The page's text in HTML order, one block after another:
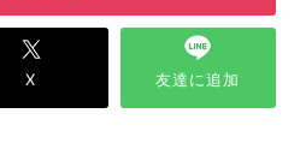
X 友達に追加